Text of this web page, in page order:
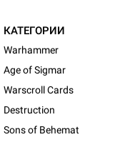
КАТЕГОРИИ
Warhammer
Age of Sigmar
Warscroll Cards
Destruction
Sons of Behemat